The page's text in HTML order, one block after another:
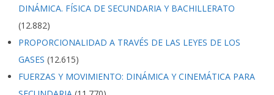
DINÁMICA. FÍSICA DE SECUNDARIA Y BACHILLERATO
(12.882)
PROPORCIONALIDAD A TRAVÉS DE LAS LEYES DE LOS
GASES (12.615)
FUERZAS Y MOVIMIENTO: DINÁMICA Y CINEMÁTICA PARA